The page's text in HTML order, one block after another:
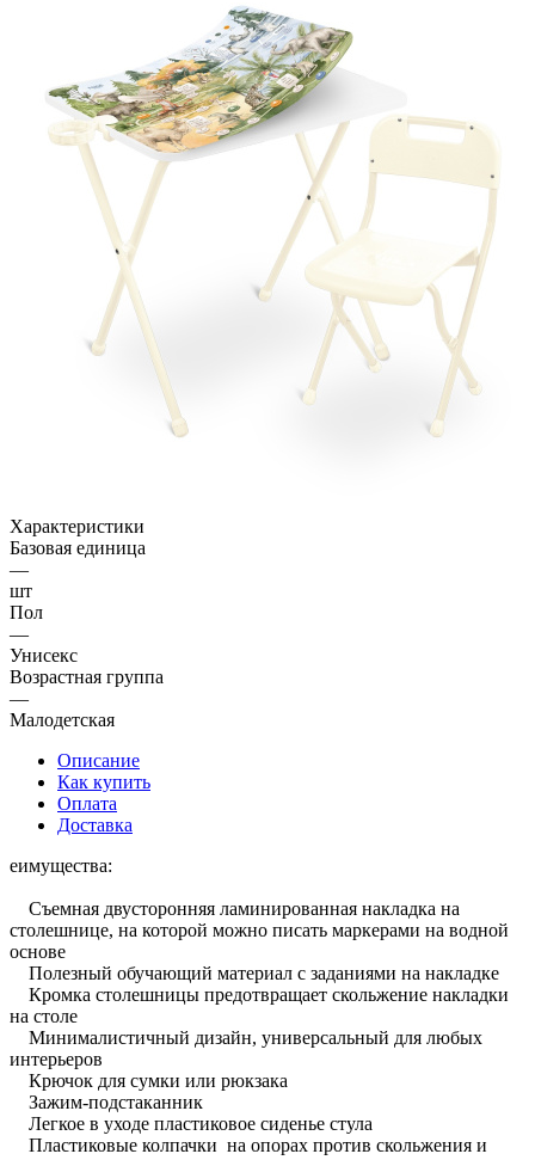
Характеристики
Базовая единица
—
шт
Пол
—
Унисекс
Возрастная группа
—
Малодетская
Описание
Как купить
Оплата
Доставка
еимущества:
Съемная двусторонняя ламинированная накладка на
столешнице, на которой можно писать маркерами на водной
основе
Полезный обучающий материал с заданиями на накладке
Кромка столешницы предотвращает скольжение накладки
на столе
Минималистичный дизайн, универсальный для любых
интерьеров
Крючок для сумки или рюкзака
Зажим-подстаканник
Легкое в уходе пластиковое сиденье стула
Пластиковые колпачки на опорах против скольжения и